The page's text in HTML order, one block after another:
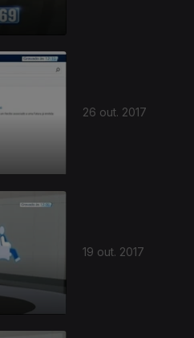
26 out. 2017
19 out. 2017